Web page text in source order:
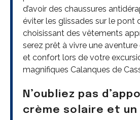
d’avoir des chaussures
éviter les glissades sur le pont
choisissant des vêtements
serez prêt à vivre une
et confort lors de votre
magnifiques Calanques de
N’oubliez pas
crème solaire et un